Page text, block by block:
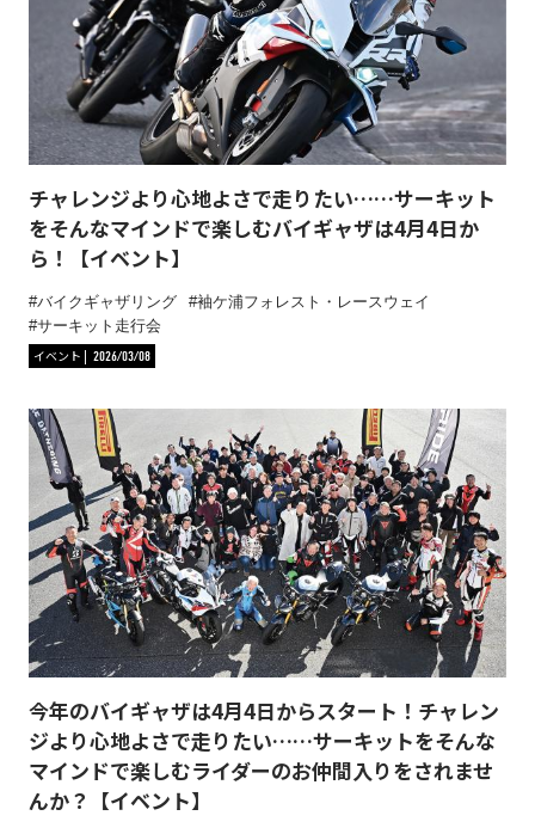
チャレンジより心地よさで走りたい……サーキット
をそんなマインドで楽しむバイギャザは4月4日か
ら！【イベント】
バイクギャザリング
袖ケ浦フォレスト・レースウェイ
サーキット走行会
イベント
2026/03/08
今年のバイギャザは4月4日からスタート！チャレン
ジより心地よさで走りたい……サーキットをそんな
マインドで楽しむライダーのお仲間入りをされませ
んか？【イベント】